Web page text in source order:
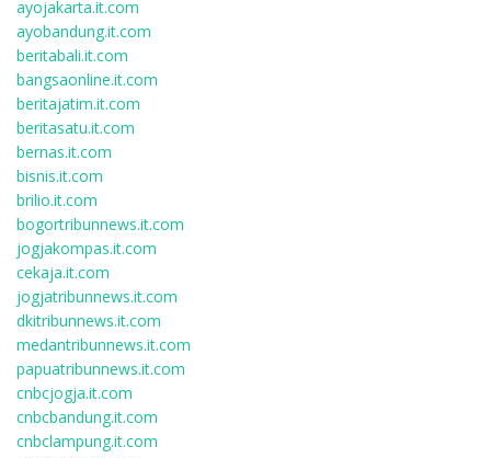
ayojakarta.it.com
ayobandung.it.com
beritabali.it.com
bangsaonline.it.com
beritajatim.it.com
beritasatu.it.com
bernas.it.com
bisnis.it.com
brilio.it.com
bogortribunnews.it.com
jogjakompas.it.com
cekaja.it.com
jogjatribunnews.it.com
dkitribunnews.it.com
medantribunnews.it.com
papuatribunnews.it.com
cnbcjogja.it.com
cnbcbandung.it.com
cnbclampung.it.com